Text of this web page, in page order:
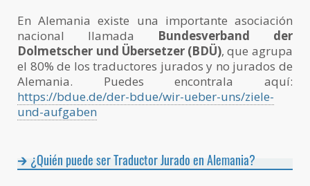
En Alemania existe una importante asociación
nacional llamada Bundesverband der
Dolmetscher und Übersetzer (BDÜ), que agrupa
el 80% de los traductores jurados y no jurados de
Alemania. Puedes encontrala aquí:
https://bdue.de/der-bdue/wir-ueber-uns/ziele-
und-aufgaben
¿Quién puede ser Traductor Jurado en Alemania?